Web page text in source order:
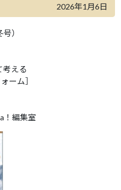
2026年1月6日
）
考える
ーム］
！編集室